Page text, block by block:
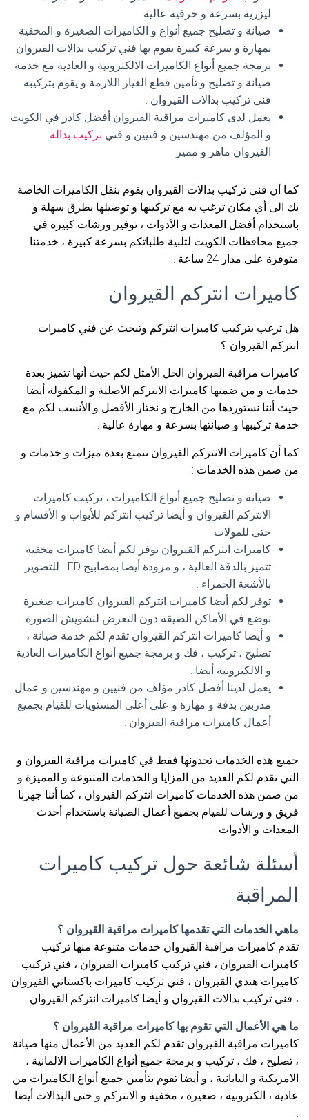
ليزرية بسرعة و حرفية عالية .
صيانة و تصليح جميع أنواع و الكاميرات الصغيرة و المخفية
بمهارة و سرعة كبيرة يقوم بها فني تركيب بدالات القيروان .
برمجة جميع أنواع الكاميرات الالكترونية و العادية مع خدمة
صيانة و تصليح و تأمين قطع الغيار اللازمة و يقوم بتركيبه
فني تركيب بدالات القيروان .
يعمل لدى كاميرات مراقبة القيروان أفضل كادر في الكويت
و المؤلف من مهندسين و فنيين و فني تركيب بدالة
القيروان ماهر و مميز .
كما أن فني تركيب بدالات القيروان يقوم بنقل الكاميرات الخاصة
بك الى أي مكان ترغب به مع تركيبها و توصيلها بطرق سهلة و
باستخدام أفضل المعدات و الأدوات ، توفير ورشات كبيرة في
جميع محافظات الكويت لتلبية طلباتكم بسرعة كبيرة ، خدمتنا
متوفرة على مدار 24 ساعة .
كاميرات انتركم القيروان
هل ترغب بتركيب كاميرات انتركم وتبحث عن فني كاميرات
انتركم القيروان ؟
كاميرات مراقبة القيروان الحل الأمثل لكم حيث أنها تتميز بعدة
خدمات و من ضمنها كاميرات الانتركم الأصلية و المكفولة أيضا
حيث أننا نستوردها من الخارج و نختار الأفضل و الأنسب لكم مع
خدمة تركيبها و صيانتها بسرعة و مهارة عالية .
كما أن كاميرات الانتركم القيروان تتمتع بعدة ميزات و خدمات و
من ضمن هذه الخدمات :
صيانة و تصليح جميع أنواع الكاميرات ، تركيب كاميرات
الانتركم القيروان و أيضا تركيب انتركم للأبواب و الأقسام و
حتى للمولات .
كاميرات انتركم القيروان توفر لكم أيضا كاميرات مخفية
تتميز بالدقة العالية ، و مزودة أيضا بمصابيح LED للتصوير
بالأشعة الحمراء .
توفر لكم أيضا كاميرات انتركم القيروان كاميرات صغيرة
توضع في الأماكن الضيقة دون التعرض لتشويش الصورة .
و أيضا كاميرات انتركم القيروان تقدم لكم خدمة صيانة ،
تصليح ، تركيب ، فك و برمجة جميع أنواع الكاميرات العادية
و الالكترونية أيضا .
يعمل لدينا أفضل كادر مؤلف من فنيين و مهندسين و عمال
مدربين بدقة و مهارة و على أعلى المستويات للقيام بجميع
أعمال كاميرات مراقبة القيروان .
جميع هذه الخدمات تجدونها فقط في كاميرات مراقبة القيروان و
التي تقدم لكم العديد من المزايا و الخدمات المتنوعة و المميزة و
من ضمن هذه الخدمات كاميرات انتركم القيروان ، كما أننا جهزنا
فريق و ورشات للقيام بجميع أعمال الصيانة باستخدام أحدث
المعدات و الأدوات .
أسئلة شائعة حول تركيب كاميرات
المراقبة
ماهي الخدمات التي تقدمها كاميرات مراقبة القيروان ؟
تقدم كاميرات مراقبة القيروان خدمات متنوعة منها تركيب
كاميرات القيروان ، فني تركيب كاميرات القيروان ، فني تركيب
كاميرات هندي القيروان ، فني تركيب كاميرات باكستاني القيروان
، فني تركيب بدالات القيروان و أيضا كاميرات انتركم القيروان .
ما هي الأعمال التي تقوم بها كاميرات مراقبة القيروان ؟
كاميرات مراقبة القيروان تقدم لكم العديد من الأعمال منها صيانة
، تصليح ، فك ، تركيب و برمجة جميع أنواع الكاميرات الالمانية ،
الامريكية و اليابانية ، و أيضا تقوم بتأمين جميع أنواع الكاميرات من
عادية ، الكترونية ، صغيرة ، مخفية و الانتركم و حتى البدالات أيضا
.